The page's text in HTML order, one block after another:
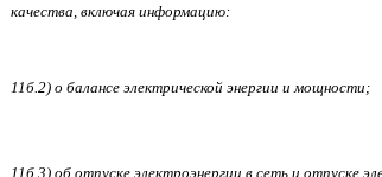
качества, включая информацию:
11б.2) о балансе электрической энергии и мощности;
11б.3) об отпуске электроэнергии в сеть и отпуске